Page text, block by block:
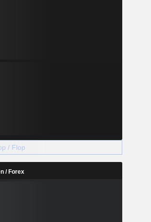
/ Flop
/ Forex